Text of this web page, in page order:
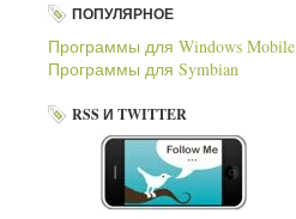
ПОПУЛЯРНОЕ
Программы для Windows Mobile
Программы для Symbian
RSS И TWITTER